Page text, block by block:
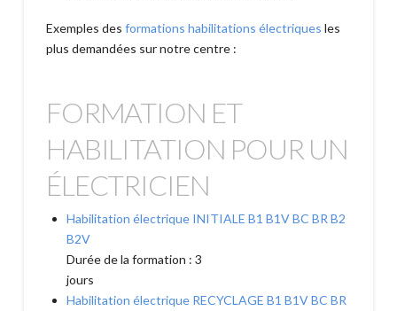
Exemples des formations habilitations électriques les
plus demandées sur notre centre :
FORMATION ET
HABILITATION POUR UN
ÉLECTRICIEN
Habilitation électrique INITIALE B1 B1V BC BR B2
B2V
Durée de la formation : 3
jours
Habilitation électrique RECYCLAGE B1 B1V BC BR